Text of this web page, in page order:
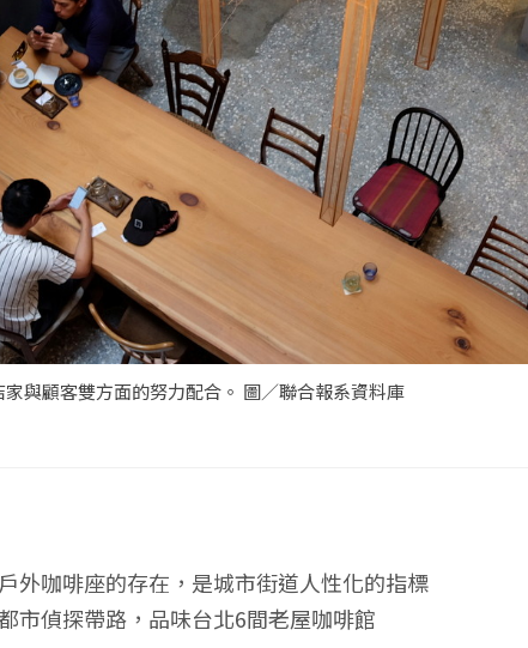
與顧客雙方面的努力配合。 圖／聯合報系資料庫
外咖啡座的存在，是城市街道人性化的指標
市偵探帶路，品味台北6間老屋咖啡館